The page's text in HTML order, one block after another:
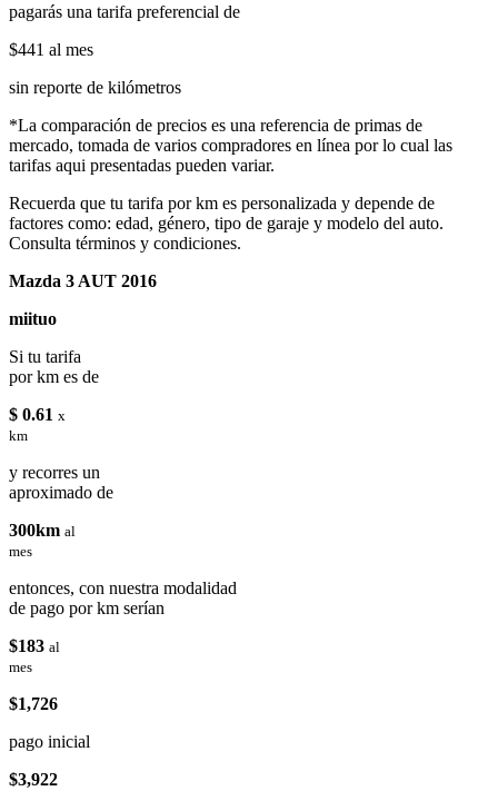
pagarás una tarifa preferencial de
$441 al mes
sin reporte de kilómetros
*La comparación de precios es una referencia de primas de
mercado, tomada de varios compradores en línea por lo cual las
tarifas aqui presentadas pueden variar.
Recuerda que tu tarifa por km es personalizada y depende de
factores como: edad, género, tipo de garaje y modelo del auto.
Consulta términos y condiciones.
Mazda 3 AUT 2016
miituo
Si tu tarifa
por km es de
$ 0.61 x
km
y recorres un
aproximado de
300km al
mes
entonces, con nuestra modalidad
de pago por km serían
$183 al
mes
$1,726
pago inicial
$3,922